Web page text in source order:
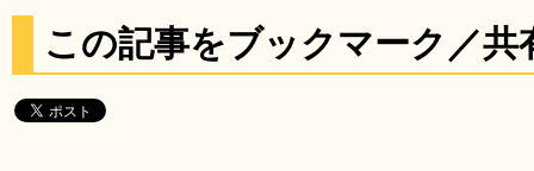
この記事をブックマーク／共